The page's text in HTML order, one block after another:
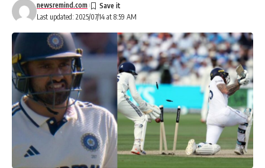
Last updated: 2025/07/14 at 8:59 AM
newsremind.com